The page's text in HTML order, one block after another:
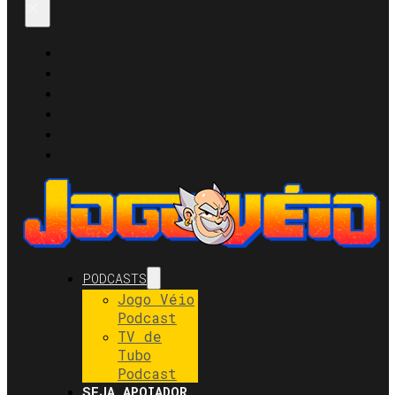
PODCASTS
Jogo Véio
Podcast
TV de
Tubo
Podcast
SEJA APOIADOR